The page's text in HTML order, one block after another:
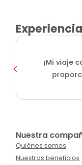
¡Mi viaje
Nuestra
Quiénes somos
Nuestros beneficios